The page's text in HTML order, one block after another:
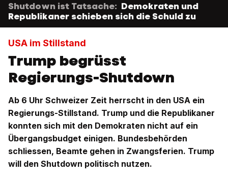
Shutdown ist Tatsache: Demokraten und
Republikaner schieben sich die Schuld zu
USA im Stillstand
Trump begrüsst
Regierungs-Shutdown
Ab 6 Uhr Schweizer Zeit herrscht in den USA ein
Regierungs-Stillstand. Trump und die Republikaner
konnten sich mit den Demokraten nicht auf ein
Übergangsbudget einigen. Bundesbehörden
schliessen, Beamte gehen in Zwangsferien. Trump
will den Shutdown politisch nutzen.